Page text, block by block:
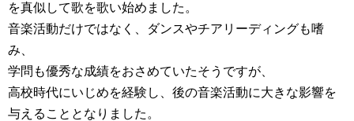
を真似して歌を歌い始めました。
音楽活動だけではなく、ダンスやチアリーディングも嗜
み、
学問も優秀な成績をおさめていたそうですが、
高校時代にいじめを経験し、後の音楽活動に大きな影響を
与えることとなりました。